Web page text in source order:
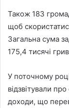
Також 183
щоб
Загальна сума
175,4 тисячі
У поточному
відзвітували
доходи, що